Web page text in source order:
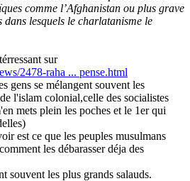
comme l’Afghanistan ou plus grave
dans lesquels le charlatanisme le
sur
2478-raha ... pense.html
gens se mélangent souvent les
l'islam colonial,celle des socialistes
mets plein les poches et le 1er qui
est ce que les peuples musulmans
les débarasser déja des
souvent les plus grands salauds.